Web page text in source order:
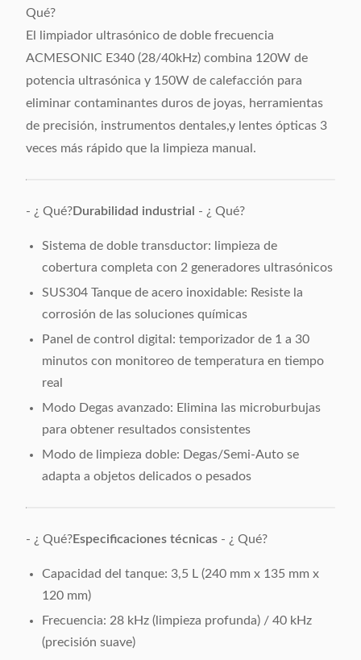
Qué?
El limpiador ultrasónico de doble frecuencia
ACMESONIC E340 (28/40kHz) combina 120W de
potencia ultrasónica y 150W de calefacción para
eliminar contaminantes duros de joyas, herramientas
de precisión, instrumentos dentales,y lentes ópticas 3
veces más rápido que la limpieza manual.
- ¿ Qué?Durabilidad industrial - ¿ Qué?
Sistema de doble transductor: limpieza de
cobertura completa con 2 generadores ultrasónicos
SUS304 Tanque de acero inoxidable: Resiste la
corrosión de las soluciones químicas
Panel de control digital: temporizador de 1 a 30
minutos con monitoreo de temperatura en tiempo
real
Modo Degas avanzado: Elimina las microburbujas
para obtener resultados consistentes
Modo de limpieza doble: Degas/Semi-Auto se
adapta a objetos delicados o pesados
- ¿ Qué?Especificaciones técnicas - ¿ Qué?
Capacidad del tanque: 3,5 L (240 mm x 135 mm x
120 mm)
Frecuencia: 28 kHz (limpieza profunda) / 40 kHz
(precisión suave)